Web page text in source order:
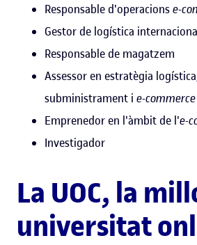
Responsable d'operacionse-
Gestor de logística
Responsable de magatzem
Assessor en estratègia
subministrament i e-commerce
Emprenedor en l'àmbit de l'e-
Investigador
La UOC, la
universitat